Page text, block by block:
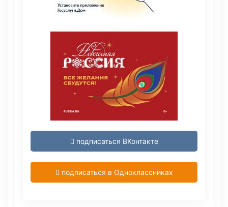
подписаться ВКонтакте
подписаться в Одноклассниках